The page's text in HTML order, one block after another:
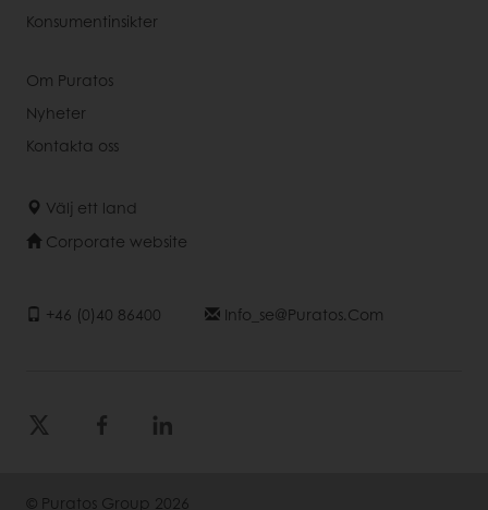
Konsumentinsikter
Om Puratos
Nyheter
Kontakta oss
Välj ett land
Corporate website
+46 (0)40 86400 Info_se@puratos.com
© Puratos Group 2026